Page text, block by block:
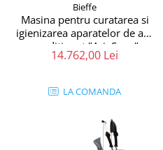
Bieffe
Masina pentru curatarea si
igienizarea aparatelor de aer
conditionat "AriaSana"
14.762,00 Lei
LA COMANDA